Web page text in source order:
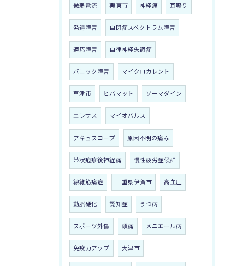
微弱電流 栗東市 神経痛 耳鳴り
発達障害 自閉症スペクトラム障害
適応障害 自律神経失調症
パニック障害 マイクロカレント
草津市 ヒバマット ソーマダイン
エレサス マイオパルス
アキュスコープ 原因不明の痛み
帯状疱疹後神経痛 慢性疲労症候群
線維筋痛症 三重県伊賀市 高血圧
動脈硬化 認知症 うつ病
スポーツ外傷 頭痛 メニエール病
免疫力アップ 大津市